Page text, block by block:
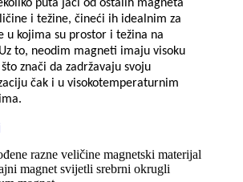
puta jači od ostalih magneta
i težine, čineći ih idealnim za
u kojima su prostor i težina na
to, neodim magneti imaju visoku
znači da zadržavaju svoju
čak i u visokotemperaturnim